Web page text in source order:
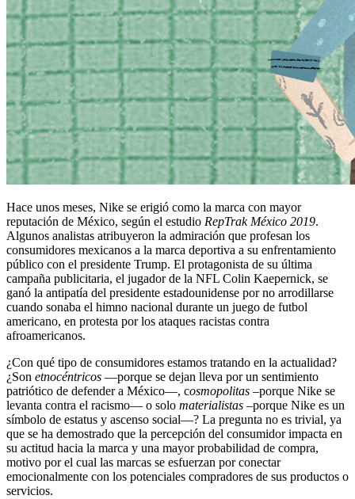
Hace unos meses, Nike se erigió como la marca con mayor
reputación de México, según el estudio RepTrak México 2019.
Algunos analistas atribuyeron la admiración que profesan los
consumidores mexicanos a la marca deportiva a su enfrentamiento
público con el presidente Trump. El protagonista de su última
campaña publicitaria, el jugador de la NFL Colin Kaepernick, se
ganó la antipatía del presidente estadounidense por no arrodillarse
cuando sonaba el himno nacional durante un juego de futbol
americano, en protesta por los ataques racistas contra
afroamericanos.
¿Con qué tipo de consumidores estamos tratando en la actualidad?
¿Son etnocéntricos —porque se dejan lleva por un sentimiento
patriótico de defender a México—, cosmopolitas –porque Nike se
levanta contra el racismo— o solo materialistas –porque Nike es un
símbolo de estatus y ascenso social—? La pregunta no es trivial, ya
que se ha demostrado que la percepción del consumidor impacta en
su actitud hacia la marca y una mayor probabilidad de compra,
motivo por el cual las marcas se esfuerzan por conectar
emocionalmente con los potenciales compradores de sus productos o
servicios.